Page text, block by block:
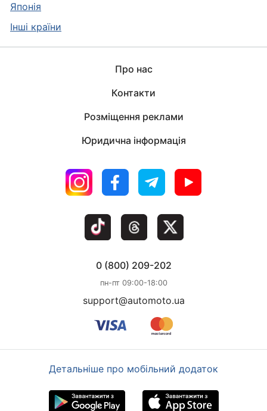
Японія
Інші країни
Про нас
Контакти
Розміщення реклами
Юридична інформація
0 (800) 209-202
пн-пт 09:00-18:00
support@automoto.ua
Детальніше про мобільний додаток